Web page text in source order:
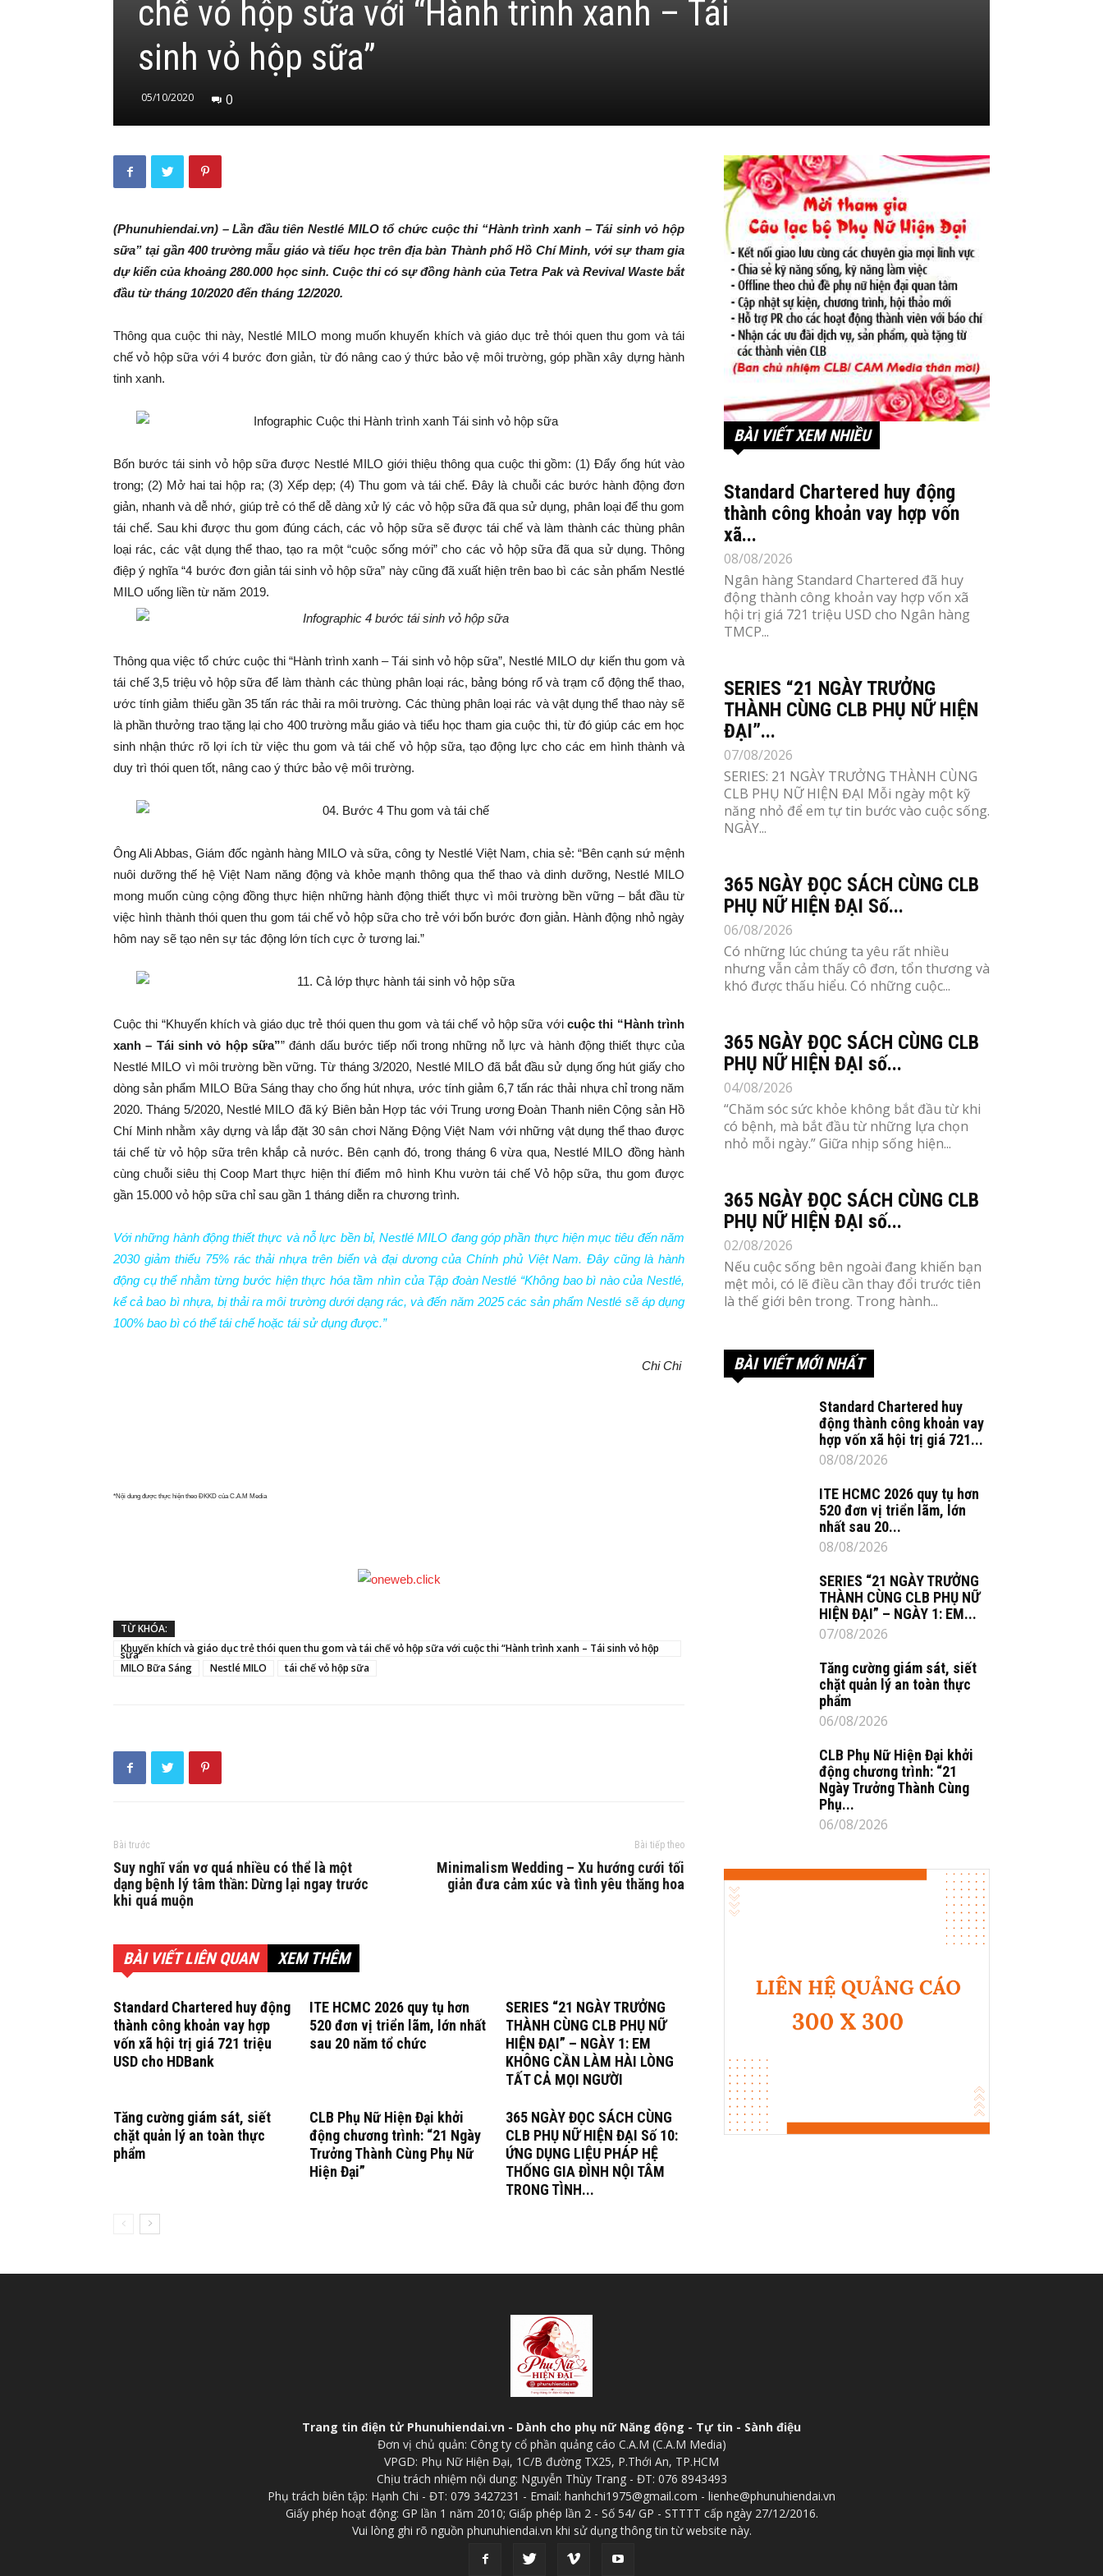
chế vỏ hộp sữa với “Hành trình xanh – Tái
sinh vỏ hộp sữa”
05/10/2020 0
(Phunuhiendai.vn) – Lần đầu tiên Nestlé MILO tổ chức cuộc thi “Hành trình xanh – Tái sinh vỏ hộp
sữa” tại gần 400 trường mẫu giáo và tiểu học trên địa bàn Thành phố Hồ Chí Minh, với sự tham gia
dự kiến của khoảng 280.000 học sinh. Cuộc thi có sự đồng hành của Tetra Pak và Revival Waste bắt
đầu từ tháng 10/2020 đến tháng 12/2020.
Thông qua cuộc thi này, Nestlé MILO mong muốn khuyến khích và giáo dục trẻ thói quen thu gom và tái
chế vỏ hộp sữa với 4 bước đơn giản, từ đó nâng cao ý thức bảo vệ môi trường, góp phần xây dựng hành
tinh xanh.
Bốn bước tái sinh vỏ hộp sữa được Nestlé MILO giới thiệu thông qua cuộc thi gồm: (1) Đẩy ống hút vào
trong; (2) Mở hai tai hộp ra; (3) Xếp dẹp; (4) Thu gom và tái chế. Đây là chuỗi các bước hành động đơn
giản, nhanh và dễ nhớ, giúp trẻ có thể dễ dàng xử lý các vỏ hộp sữa đã qua sử dụng, phân loại để thu gom
tái chế. Sau khi được thu gom đúng cách, các vỏ hộp sữa sẽ được tái chế và làm thành các thùng phân
loại rác, các vật dụng thể thao, tạo ra một “cuộc sống mới” cho các vỏ hộp sữa đã qua sử dụng. Thông
điệp ý nghĩa “4 bước đơn giản tái sinh vỏ hộp sữa” này cũng đã xuất hiện trên bao bì các sản phẩm Nestlé
MILO uống liền từ năm 2019.
Thông qua việc tổ chức cuộc thi “Hành trình xanh – Tái sinh vỏ hộp sữa”, Nestlé MILO dự kiến thu gom và
tái chế 3,5 triệu vỏ hộp sữa để làm thành các thùng phân loại rác, bảng bóng rổ và trạm cổ động thể thao,
ước tính giảm thiểu gần 35 tấn rác thải ra môi trường. Các thùng phân loại rác và vật dụng thể thao này sẽ
là phần thưởng trao tặng lại cho 400 trường mẫu giáo và tiểu học tham gia cuộc thi, từ đó giúp các em học
sinh nhận thức rõ lợi ích từ việc thu gom và tái chế vỏ hộp sữa, tạo động lực cho các em hình thành và
duy trì thói quen tốt, nâng cao ý thức bảo vệ môi trường.
Ông Ali Abbas, Giám đốc ngành hàng MILO và sữa, công ty Nestlé Việt Nam, chia sẻ: “Bên cạnh sứ mệnh
nuôi dưỡng thế hệ Việt Nam năng động và khỏe mạnh thông qua thể thao và dinh dưỡng, Nestlé MILO
mong muốn cùng cộng đồng thực hiện những hành động thiết thực vì môi trường bền vững – bắt đầu từ
việc hình thành thói quen thu gom tái chế vỏ hộp sữa cho trẻ với bốn bước đơn giản. Hành động nhỏ ngày
hôm nay sẽ tạo nên sự tác động lớn tích cực ở tương lai.”
Cuộc thi “Khuyến khích và giáo dục trẻ thói quen thu gom và tái chế vỏ hộp sữa vớicuộc thi “Hành trình
xanh – Tái sinh vỏ hộp sữa”” đánh dấu bước tiếp nối trong những nỗ lực và hành động thiết thực của
Nestlé MILO vì môi trường bền vững. Từ tháng 3/2020, Nestlé MILO đã bắt đầu sử dụng ống hút giấy cho
dòng sản phẩm MILO Bữa Sáng thay cho ống hút nhựa, ước tính giảm 6,7 tấn rác thải nhựa chỉ trong năm
2020. Tháng 5/2020, Nestlé MILO đã ký Biên bản Hợp tác với Trung ương Đoàn Thanh niên Cộng sản Hồ
Chí Minh nhằm xây dựng và lắp đặt 30 sân chơi Năng Động Việt Nam với những vật dụng thể thao được
tái chế từ vỏ hộp sữa trên khắp cả nước. Bên cạnh đó, trong tháng 6 vừa qua, Nestlé MILO đồng hành
cùng chuỗi siêu thị Coop Mart thực hiện thí điểm mô hình Khu vườn tái chế Vỏ hộp sữa, thu gom được
gần 15.000 vỏ hộp sữa chỉ sau gần 1 tháng diễn ra chương trình.
Với những hành động thiết thực và nỗ lực bền bỉ, Nestlé MILO đang góp phần thực hiện mục tiêu đến năm
2030 giảm thiểu 75% rác thải nhựa trên biển và đại dương của Chính phủ Việt Nam. Đây cũng là hành
động cụ thể nhằm từng bước hiện thực hóa tầm nhìn của Tập đoàn Nestlé “Không bao bì nào của Nestlé,
kể cả bao bì nhựa, bị thải ra môi trường dưới dạng rác, và đến năm 2025 các sản phẩm Nestlé sẽ áp dụng
100% bao bì có thể tái chế hoặc tái sử dụng được.”
Chi Chi
*Nội dung được thực hiện theo ĐKKD của C.A.M Media
TỪ KHÓA:
Khuyến khích và giáo dục trẻ thói quen thu gom và tái chế vỏ hộp sữa với cuộc thi “Hành trình xanh – Tái sinh vỏ hộp
sữa”
MILO Bữa Sáng
Nestlé MILO tái chế vỏ hộp sữa
Bài trước
Suy nghĩ vẩn vơ quá nhiều có thể là một
dạng bệnh lý tâm thần: Dừng lại ngay trước
khi quá muộn
Bài tiếp theo
Minimalism Wedding – Xu hướng cưới tối
giản đưa cảm xúc và tình yêu thăng hoa
BÀI VIẾT LIÊN QUAN XEM THÊM
Standard Chartered huy động
thành công khoản vay hợp
vốn xã hội trị giá 721 triệu
USD cho HDBank
ITE HCMC 2026 quy tụ hơn
520 đơn vị triển lãm, lớn nhất
sau 20 năm tổ chức
SERIES “21 NGÀY TRƯỞNG
THÀNH CÙNG CLB PHỤ NỮ
HIỆN ĐẠI” – NGÀY 1: EM
KHÔNG CẦN LÀM HÀI LÒNG
TẤT CẢ MỌI NGƯỜI
Tăng cường giám sát, siết
chặt quản lý an toàn thực
phẩm
CLB Phụ Nữ Hiện Đại khởi
động chương trình: “21 Ngày
Trưởng Thành Cùng Phụ Nữ
Hiện Đại”
365 NGÀY ĐỌC SÁCH CÙNG
CLB PHỤ NỮ HIỆN ĐẠI Số 10:
ỨNG DỤNG LIỆU PHÁP HỆ
THỐNG GIA ĐÌNH NỘI TÂM
TRONG TÌNH...
BÀI VIẾT XEM NHIỀU
Standard Chartered huy động
thành công khoản vay hợp vốn
xã...
08/08/2026
Ngân hàng Standard Chartered đã huy
động thành công khoản vay hợp vốn xã
hội trị giá 721 triệu USD cho Ngân hàng
TMCP...
SERIES “21 NGÀY TRƯỞNG
THÀNH CÙNG CLB PHỤ NỮ HIỆN
ĐẠI”...
07/08/2026
SERIES: 21 NGÀY TRƯỞNG THÀNH CÙNG
CLB PHỤ NỮ HIỆN ĐẠI Mỗi ngày một kỹ
năng nhỏ để em tự tin bước vào cuộc sống.
NGÀY...
365 NGÀY ĐỌC SÁCH CÙNG CLB
PHỤ NỮ HIỆN ĐẠI Số...
06/08/2026
Có những lúc chúng ta yêu rất nhiều
nhưng vẫn cảm thấy cô đơn, tổn thương và
khó được thấu hiểu. Có những cuộc...
365 NGÀY ĐỌC SÁCH CÙNG CLB
PHỤ NỮ HIỆN ĐẠI số...
04/08/2026
“Chăm sóc sức khỏe không bắt đầu từ khi
có bệnh, mà bắt đầu từ những lựa chọn
nhỏ mỗi ngày.” Giữa nhịp sống hiện...
365 NGÀY ĐỌC SÁCH CÙNG CLB
PHỤ NỮ HIỆN ĐẠI số...
02/08/2026
Nếu cuộc sống bên ngoài đang khiến bạn
mệt mỏi, có lẽ điều cần thay đổi trước tiên
là thế giới bên trong. Trong hành...
BÀI VIẾT MỚI NHẤT
Standard Chartered huy
động thành công khoản vay
hợp vốn xã hội trị giá 721...
08/08/2026
ITE HCMC 2026 quy tụ hơn
520 đơn vị triển lãm, lớn
nhất sau 20...
08/08/2026
SERIES “21 NGÀY TRƯỞNG
THÀNH CÙNG CLB PHỤ NỮ
HIỆN ĐẠI” – NGÀY 1: EM...
07/08/2026
Tăng cường giám sát, siết
chặt quản lý an toàn thực
phẩm
06/08/2026
CLB Phụ Nữ Hiện Đại khởi
động chương trình: “21
Ngày Trưởng Thành Cùng
Phụ...
06/08/2026
Trang tin điện tử Phunuhiendai.vn - Dành cho phụ nữ Năng động - Tự tin - Sành điệu
Đơn vị chủ quản: Công ty cổ phần quảng cáo C.A.M (C.A.M Media)
VPGD: Phụ Nữ Hiện Đại, 1C/B đường TX25, P.Thới An, TP.HCM
Chịu trách nhiệm nội dung: Nguyễn Thùy Trang - ĐT: 076 8943493
Phụ trách biên tập: Hạnh Chi - ĐT: 079 3427231 - Email: hanhchi1975@gmail.com - lienhe@phunuhiendai.vn
Giấy phép hoạt động: GP lần 1 năm 2010; Giấp phép lần 2 - Số 54/ GP - STTTT cấp ngày 27/12/2016.
Vui lòng ghi rõ nguồn phunuhiendai.vn khi sử dụng thông tin từ website này.